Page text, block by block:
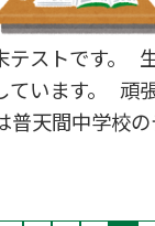
テストです。
ています。 頑
天間中学校の